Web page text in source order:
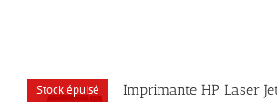
Stock épuisé
Imprimante HP Laser